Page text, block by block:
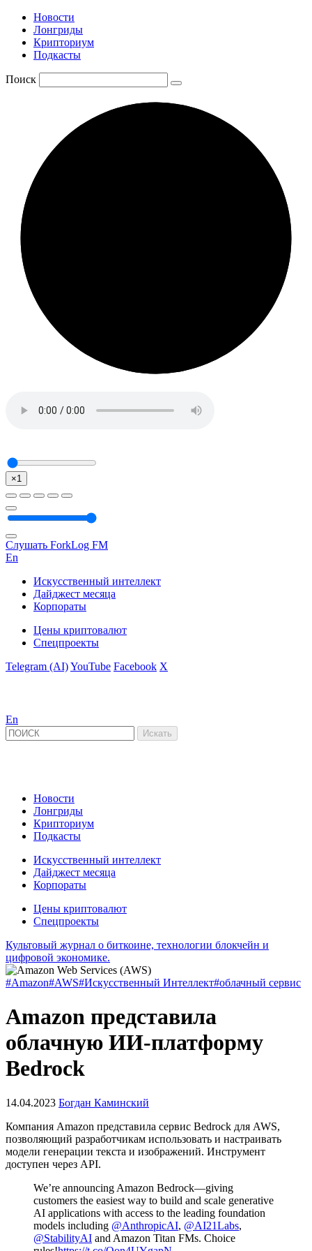
Новости
Лонгриды
Крипториум
Подкасты
Поиск
×1
Слушать ForkLog FM
En
Искусственный интеллект
Дайджест месяца
Корпораты
Цены криптовалют
Спецпроекты
Telegram (AI)YouTube Facebook X
En
Новости
Лонгриды
Крипториум
Подкасты
Искусственный интеллект
Дайджест месяца
Корпораты
Цены криптовалют
Спецпроекты
Культовый журнал о биткоине, технологии блокчейн и
цифровой экономике.
#Amazon#AWS#Искусственный Интеллект#облачный сервис
Amazon представила
облачную ИИ-платформу
Bedrock
14.04.2023 Богдан Каминский
Компания Amazon представила сервис Bedrock для AWS,
позволяющий разработчикам использовать и настраивать
модели генерации текста и изображений. Инструмент
доступен через API.
We’re announcing Amazon Bedrock—giving
customers the easiest way to build and scale generative
AI applications with access to the leading foundation
models including @AnthropicAI, @AI21Labs,
@StabilityAI and Amazon Titan FMs. Choice